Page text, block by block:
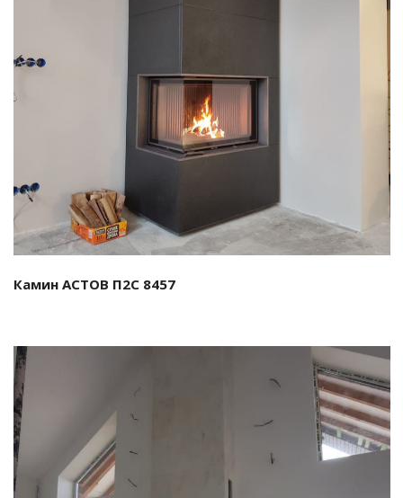
Смотреть проект
Камин АСТОВ П2С 8457